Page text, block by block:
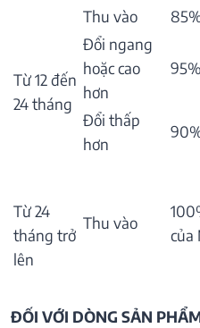
Từ 12 đến
24 tháng
Thu vào
Đổi ngang
hoặc cao
hơn
95%
Đổi thấp
hơn
Từ 24
tháng trở
lên
Thu vào
của
ĐỐI VỚI DÒNG SẢN